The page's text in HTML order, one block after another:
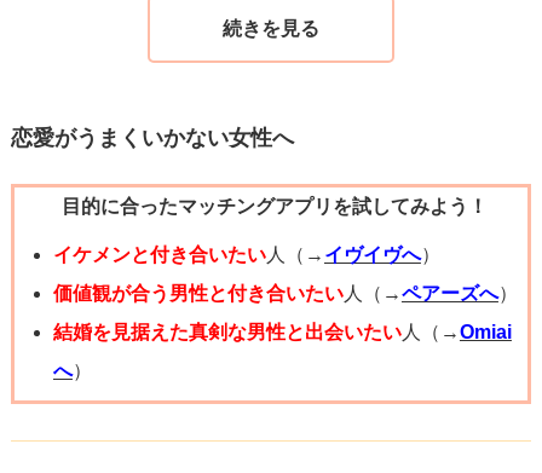
れだけマッチするかが、長期的な関係のカギを握ります。
お互いにとって心地良い関係性を築けるよう、時には距離
す。
不安な気持ちは当然ながらあると思いますが、この経験を
通じてお互いの理解が深まり、より良い方向へ進むことを
願っています。
恋愛がうまくいかない女性へ
目的に合ったマッチングアプリを試してみよう！
イケメンと付き合いたい人（→ イヴイヴへ）
価値観が合う男性と付き合いたい人（→ペアーズへ）
結婚を見据えた真剣な男性と出会いたい人（→Omiai
へ）